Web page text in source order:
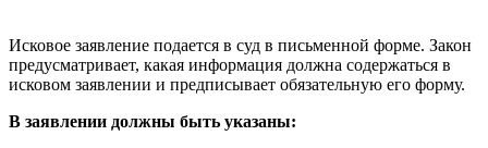
Исковое заявление подается в суд в письменной форме. Закон
предусматривает, какая информация должна содержаться в
исковом заявлении и предписывает обязательную его форму.
В заявлении должны быть указаны: